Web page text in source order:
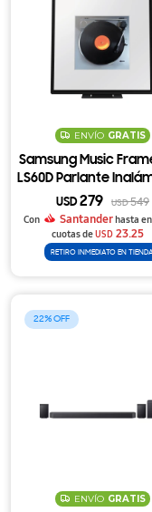
ENVÍO GRATIS
Samsung Music
LS60D Parlante
con Diseño de Cuadro,
Atmos y Wi-Fi
USD 279 USD549
Con
Santanderhasta
cuotas deUSD 23.25
RETIRO INMEDIATO EN
22
ENVÍO GRATIS